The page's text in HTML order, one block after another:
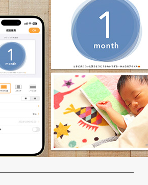
整理用マンスリーカードを写真プリ
文のついでに入手する方法